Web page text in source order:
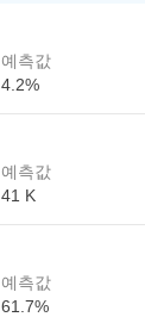
예측값
4.2%
예측값
41 K
예측값
61.7%